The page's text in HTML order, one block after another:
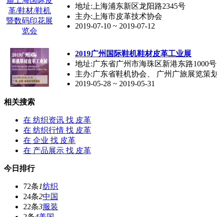
地址:上海浦东新区龙阳路2345号
主办:上海市皮革技术协会
2019-07-10 ~ 2019-07-12
2019广州国际鞋机鞋材皮革工业展
地址:广东省广州市海珠区新港东路1000号
主办:广东省鞋机协会、 广州广旅展览策
2019-05-28 ~ 2019-05-31
相关搜索
在 纺织资讯 找 皮革
在 纺织行情 找 皮革
在 企业 找 皮革
在 产品展示 找 皮革
今日排行
72条1纺织
24条2中国
22条3服装